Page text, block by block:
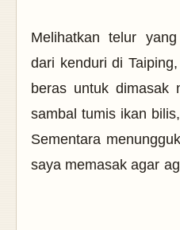
Melihatkan telur
dari kenduri di
beras untuk dimasak
sambal tumis ikan
Sementara
saya memasak agar